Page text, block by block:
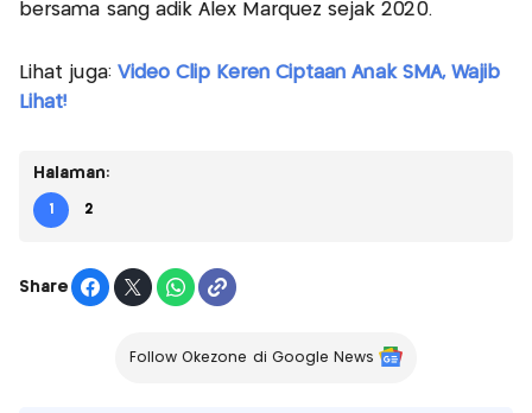
bersama sang adik Alex Marquez sejak 2020.
Lihat juga: Video Clip Keren Ciptaan Anak SMA, Wajib
Lihat!
Halaman:
1 2
Share
Follow Okezone di Google News